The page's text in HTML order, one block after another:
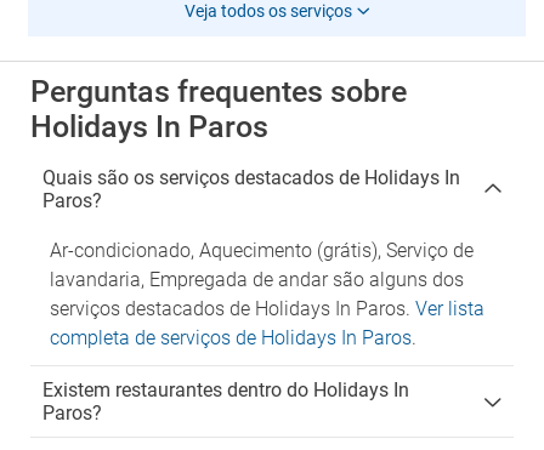
Veja todos os serviços
Perguntas frequentes sobre
Holidays In Paros
Quais são os serviços destacados de Holidays In
Paros?
Ar-condicionado, Aquecimento (grátis), Serviço de
lavandaria, Empregada de andar são alguns dos
serviços destacados de Holidays In Paros. Ver lista
completa de serviços de Holidays In Paros.
Existem restaurantes dentro do Holidays In
Paros?